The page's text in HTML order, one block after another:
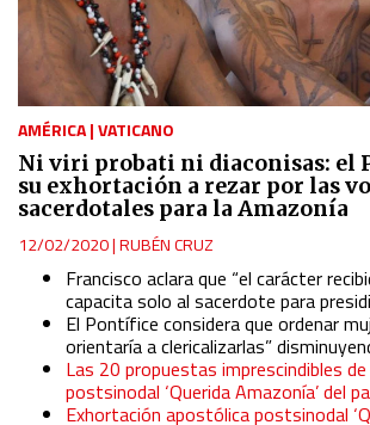
AMÉRICA|VATICANO
Ni viri probati ni diaconisas: el
su exhortación a rezar por las
sacerdotales para la Amazonía
12/02/2020|RUBÉN CRUZ
Francisco aclara que “el carácter
capacita solo al sacerdote para
El Pontífice considera que ordenar
orientaría a clericalizarlas”
Las 20 propuestas imprescindibles
postsinodal ‘Querida Amazonía’ del
Exhortación apostólica postsinodal